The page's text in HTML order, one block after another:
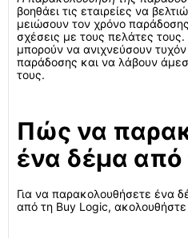
βοηθάει τις εταιρείες να
μειώσουν τον χρόνο
σχέσεις με τους πελάτες
μπορούν να ανιχνεύσουν
παράδοσης και να λάβουν
τους.
Πώς να
ένα δέμα από
Για να παρακολουθήσετε ένα
από τη Buy Logic,